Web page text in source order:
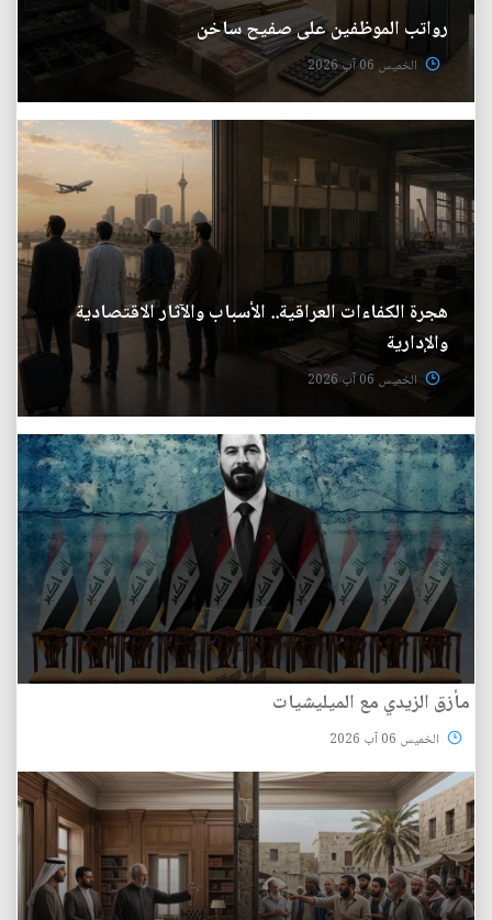
رواتب الموظفين على صفيح ساخن
الخميس 06 آب 2026
هجرة الكفاءات العراقية.. الأسباب والآثار الاقتصادية
والإدارية
الخميس 06 آب 2026
مأزق الزيدي مع الميليشيات
الخميس 06 آب 2026